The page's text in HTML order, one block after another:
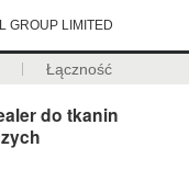
GROUP LIMITED
Łączność
do tkanin